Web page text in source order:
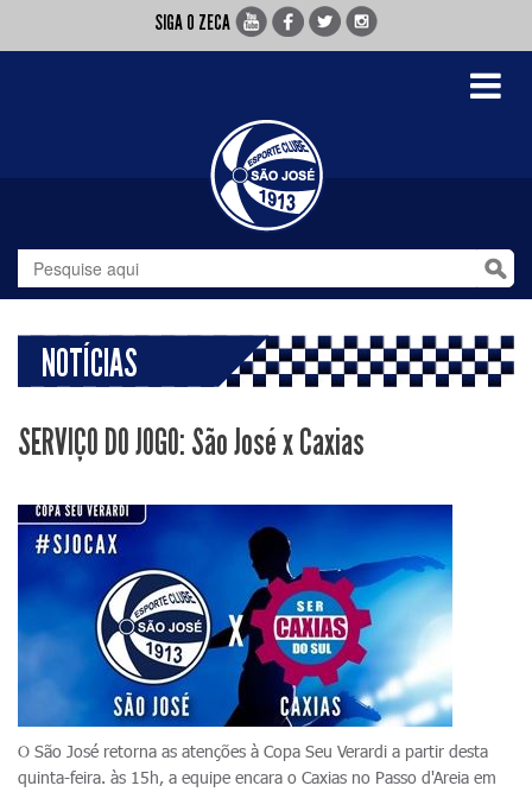
SIGA O ZECA
Toggle
NOTÍCIAS
SERVIÇO DO JOGO: São José x Caxias
O São José retorna as atenções à Copa Seu Verardi a partir desta
quinta-feira. às 15h, a equipe encara o Caxias no Passo d'Areia em